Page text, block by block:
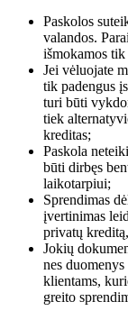
Paskolos
valandos.
išmokamos
Jei vėluojate
tik padengus
turi būti
tiek
kreditas;
Paskola
būti dirbęs
laikotarpiui;
Sprendimas
įvertinimas
privatų
Jokių
nes
klientams,
greito